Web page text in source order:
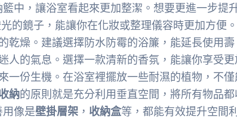
中，讓浴室看起來更加整潔。想要更進一步提
的鏡子，能讓你在化妝或整理儀容時更加方便。
乾燥。建議選擇防水防霉的浴簾，能延長使用壽
人的氣息。選擇一款清新的香氛，能讓你享受更
一份生機。在浴室裡擺放一些耐濕的植物，不僅
納的原則就是充分利用垂直空間，將所有物品都
像是壁掛層架 ， 收納盒等，都能有效提升空間利